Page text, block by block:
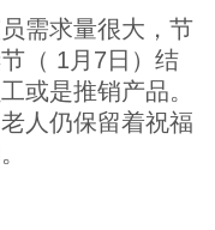
需求量很大，节
（ 1月7日）结
或是推销产品。
人仍保留着祝福